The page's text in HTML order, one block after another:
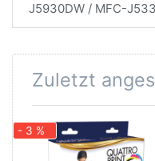
J5930DW / MFC-
Zuletzt
- 3 %